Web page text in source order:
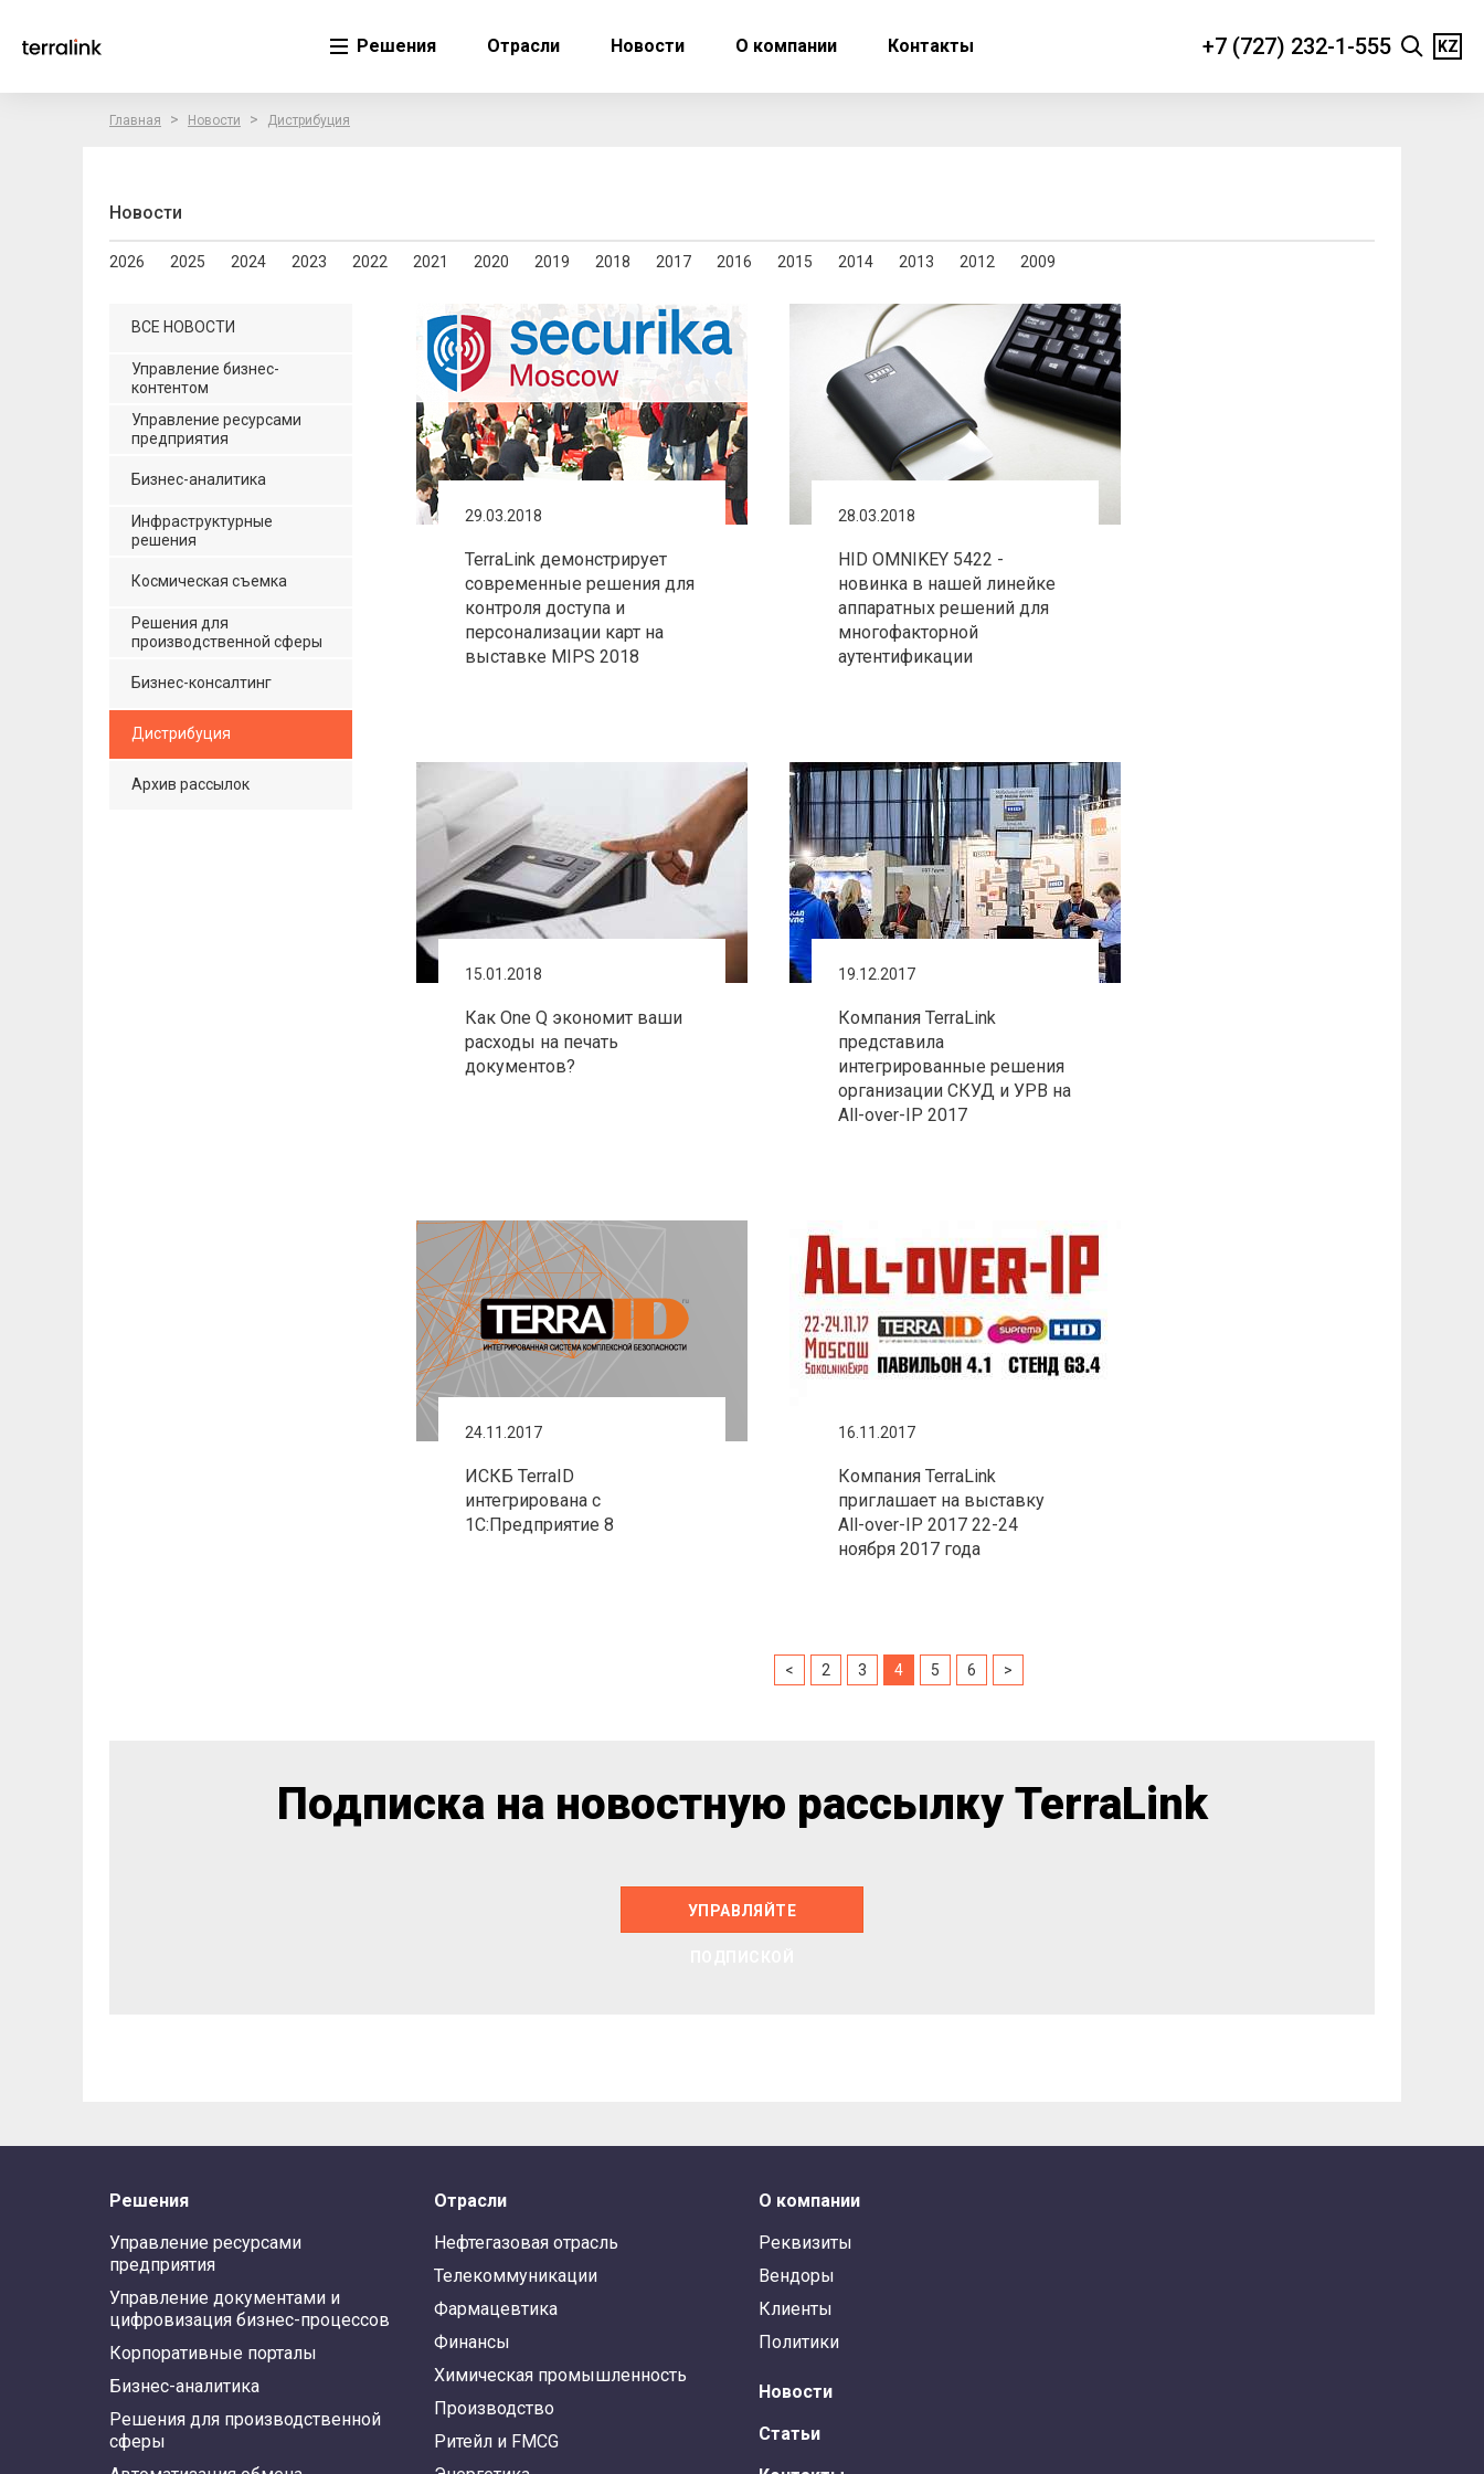
Решения Отрасли Новости О компании Контакты +7 (727) 232-1-555 KZ
Главная > Новости > Дистрибуция
Новости
2026 2025 2024 2023 2022 2021 2020 2019 2018 2017 2016 2015 2014 2013 2012 2009
ВСЕ НОВОСТИ
Управление бизнес-
контентом
Управление ресурсами
предприятия
Бизнес-аналитика
Инфраструктурные
решения
Космическая съемка
Решения для
производственной сферы
Бизнес-консалтинг
Дистрибуция
Архив рассылок
29.03.2018
TerraLink демонстрирует
современные решения для
контроля доступа и
персонализации карт на
выставке MIPS 2018
28.03.2018
HID OMNIKEY 5422 -
новинка в нашей линейке
аппаратных решений для
многофакторной
аутентификации
15.01.2018
Как One Q экономит ваши
расходы на печать
документов?
19.12.2017
Компания TerraLink
представила
интегрированные решения
организации СКУД и УРВ на
All-over-IP 2017
24.11.2017
ИСКБ TerraID
интегрирована с
1C:Предприятие 8
16.11.2017
Компания TerraLink
приглашает на выставку
All-over-IP 2017 22-24
ноября 2017 года
< 2 3 4 5 6 >
Подписка на новостную рассылку TerraLink
УПРАВЛЯЙТЕ
Решения
Управление ресурсами
предприятия
Управление документами и
цифровизация бизнес-процессов
Корпоративные порталы
Бизнес-аналитика
Решения для производственной
сферы
Отрасли
Нефтегазовая отрасль
Телекоммуникации
Фармацевтика
Финансы
Химическая промышленность
Производство
Ритейл и FMCG
О компании
Реквизиты
Вендоры
Клиенты
Политики
Новости
Статьи